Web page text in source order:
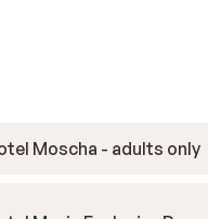
Moscha - adults only